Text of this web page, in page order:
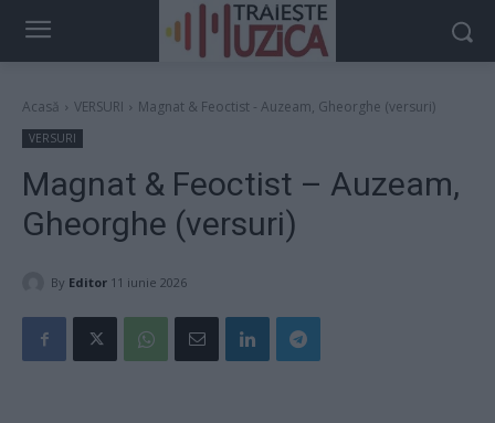
Acasă VERSURI Magnat & Feoctist - Auzeam, Gheorghe (versuri)
VERSURI
Magnat & Feoctist – Auzeam,
Gheorghe (versuri)
By Editor 11 iunie 2026